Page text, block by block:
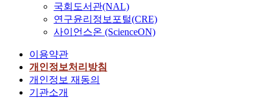
국회도서관(NAL)
연구윤리정보포털(CRE)
사이언스온 (ScienceON)
이용약관
개인정보처리방침
개인정보 재동의
기관소개